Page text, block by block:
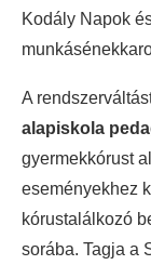
Kodály Napok
A
alapiskola
gyermekkórust
eseményekhez
kórustalálkozó
sorába. Tagja a